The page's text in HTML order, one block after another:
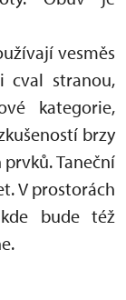
vesměs
cval stranou,
kategorie,
brzy
Taneční
V prostorách
bude též